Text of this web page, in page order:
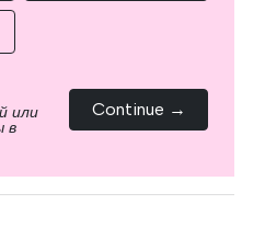
или
в
Continue →